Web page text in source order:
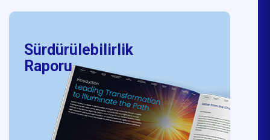
Sürdürülebilirlik
Raporu